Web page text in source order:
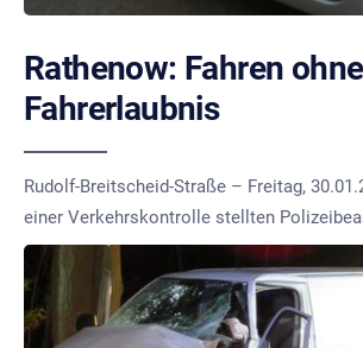
Rathenow: Fahren ohne
Fahrerlaubnis
Rudolf-Breitscheid-Straße – Freitag,
einer Verkehrskontrolle stellten